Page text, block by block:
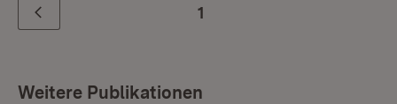
Zurück 1
Weitere Publikationen